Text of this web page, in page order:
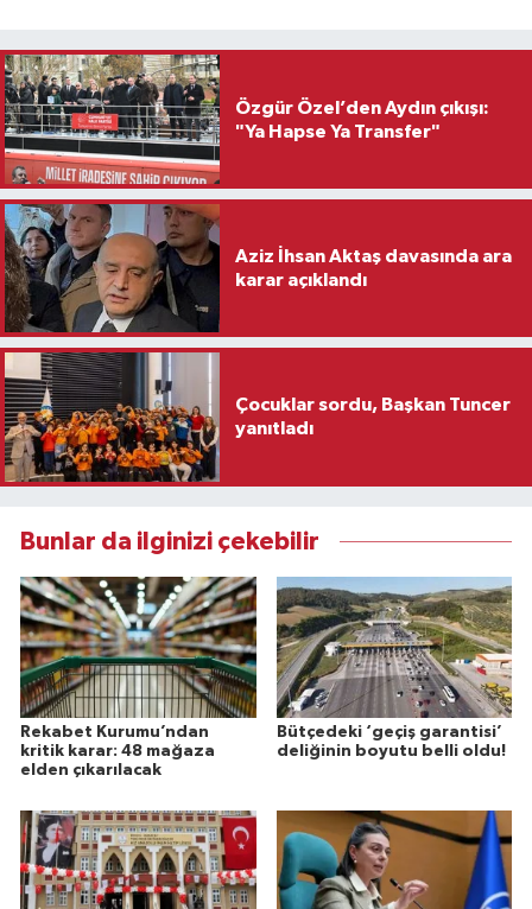
Özgür Özel’den Aydın çıkışı:
"Ya Hapse Ya Transfer"
Aziz İhsan Aktaş davasında ara
karar açıklandı
Çocuklar sordu, Başkan Tuncer
yanıtladı
Bunlar da ilginizi çekebilir
Rekabet Kurumu’ndan
kritik karar: 48 mağaza
elden çıkarılacak
Bütçedeki ‘geçiş garantisi’
deliğinin boyutu belli oldu!